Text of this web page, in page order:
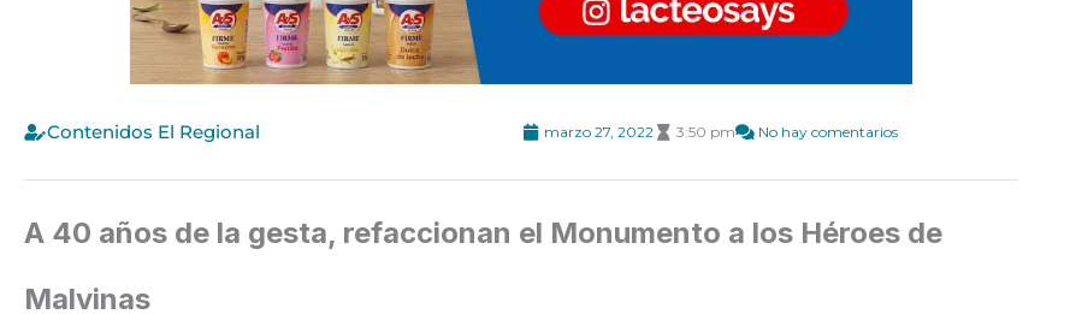
Contenidos El Regional marzo 27, 2022 3:50 pm No hay comentarios
A 40 años de la gesta, refaccionan el Monumento a los Héroes de
Malvinas